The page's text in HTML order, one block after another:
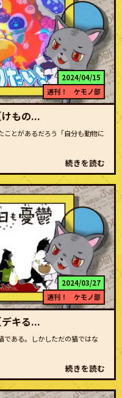
2024/04/15
週刊！ ケモノ部
もの...
とがあるだろう「自分も動物に
続きを読む
2024/03/27
週刊！ ケモノ部
キる...
ある。しかしただの猫ではな
続きを読む